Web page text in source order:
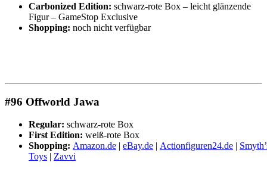
Carbonized Edition: schwarz-rote Box – leicht glänzende
Figur – GameStop Exclusive
Shopping: noch nicht verfügbar
#96 Offworld Jawa
Regular: schwarz-rote Box
First Edition: weiß-rote Box
Shopping: Amazon.de | eBay.de | Actionfiguren24.de |
Toys | Zavvi